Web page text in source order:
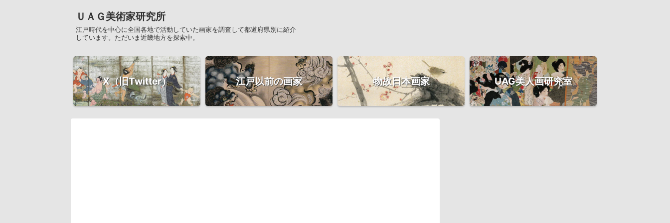
ＵＡＧ美術家研究所
江戸時代を中心に全国各地で活動していた画家を調査して都道府県別に紹介
しています。ただいま近畿地方を探索中。
X（旧Twitter） 江戸以前の画家 物故日本画家 UAG美人画研究室